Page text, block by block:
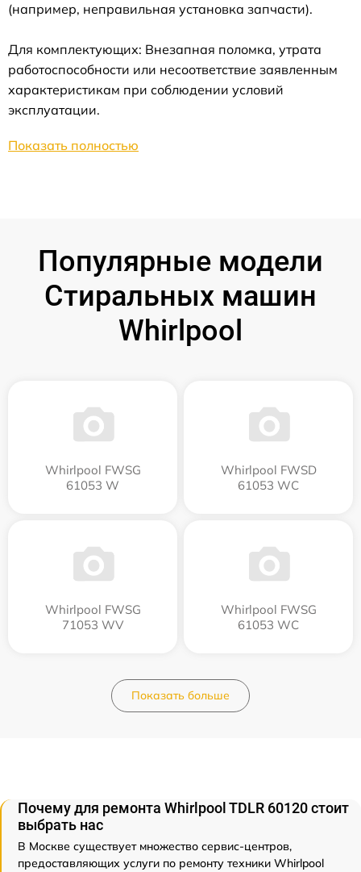
(например, неправильная установка запчасти).
Для комплектующих: Внезапная поломка, утрата
работоспособности или несоответствие заявленным
характеристикам при соблюдении условий
эксплуатации.
Показать полностью
Популярные модели
Стиральных машин
Whirlpool
Whirlpool FWSG
61053 W
Whirlpool FWSD
61053 WC
Whirlpool FWSG
71053 WV
Whirlpool FWSG
61053 WC
Показать больше
Почему для ремонта Whirlpool TDLR 60120 стоит
выбрать нас
В Москве существует множество сервис-центров,
предоставляющих услуги по ремонту техники Whirlpool